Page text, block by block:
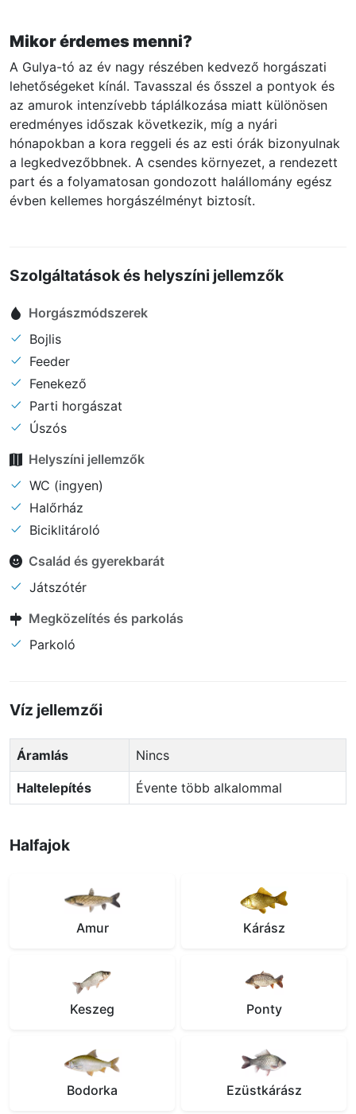
Mikor érdemes menni?
A Gulya-tó az év nagy részében kedvező horgászati
lehetőségeket kínál. Tavasszal és ősszel a pontyok és
az amurok intenzívebb táplálkozása miatt különösen
eredményes időszak következik, míg a nyári
hónapokban a kora reggeli és az esti órák bizonyulnak
a legkedvezőbbnek. A csendes környezet, a rendezett
part és a folyamatosan gondozott halállomány egész
évben kellemes horgászélményt biztosít.
Szolgáltatások és helyszíni jellemzők
Horgászmódszerek
Bojlis
Feeder
Fenekező
Parti horgászat
Úszós
Helyszíni jellemzők
WC (ingyen)
Halőrház
Biciklitároló
Család és gyerekbarát
Játszótér
Megközelítés és parkolás
Parkoló
Víz jellemzői
Áramlás Nincs
Haltelepítés Évente több alkalommal
Halfajok
Amur Kárász
Keszeg Ponty
Bodorka Ezüstkárász